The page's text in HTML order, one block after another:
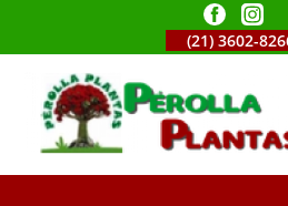
(21) 3602-